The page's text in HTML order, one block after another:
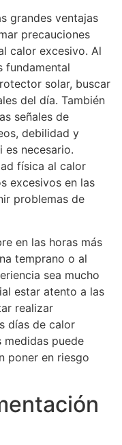
grandes ventajas
precauciones
calor excesivo. Al
fundamental
solar, buscar
del día. También
señales de
debilidad y
es necesario.
física al calor
excesivos en las
problemas de
en las horas más
temprano o al
sea mucho
estar atento a las
realizar
días de calor
medidas puede
poner en riesgo